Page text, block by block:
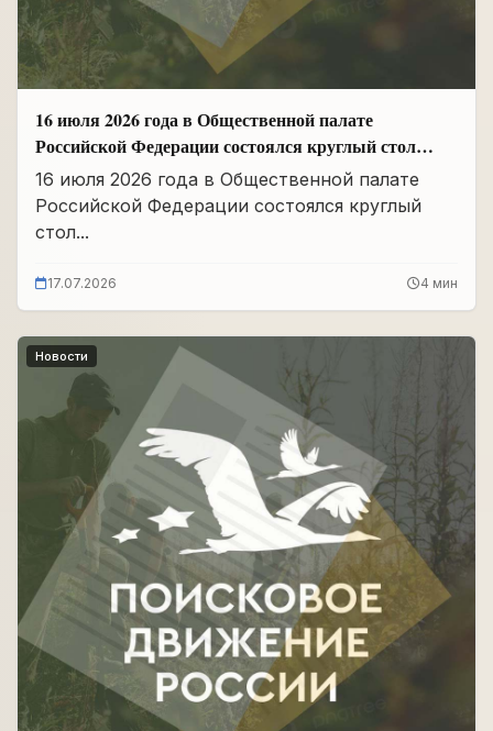
16 июля 2026 года в Общественной палате
Российской Федерации состоялся круглый стол
«Сохранение памяти о Героях подвига
самопожертвования и воспитание...
16 июля 2026 года в Общественной палате
Российской Федерации состоялся круглый
стол...
17.07.2026 4 мин
Новости